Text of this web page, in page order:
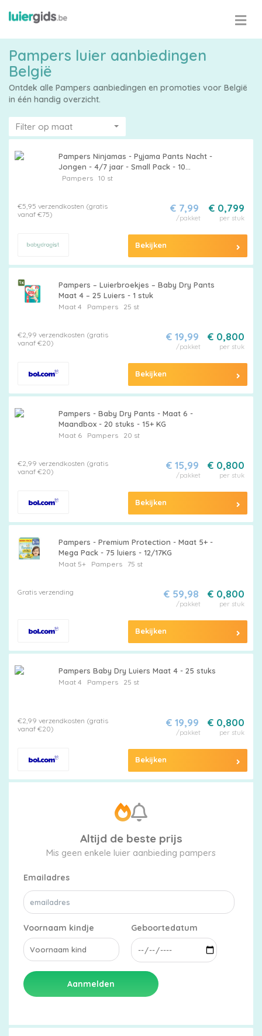
Kies
Pampers
Billendoekjes
vergelijken
Pampers luier aanbiedingen
België
Ontdek alle Pampers aanbiedingen en promoties voor België
in één handig overzicht.
Filter op maat
Pampers Ninjamas - Pyjama Pants Nacht -
Jongen - 4/7 jaar - Small Pack - 10
luierbroekjes
Pampers10 st
€5,95 verzendkosten (gratis
vanaf €75)
€ 0,799
per stuk
€ 7,99
/pakket
Bekijken
Pampers – Luierbroekjes – Baby Dry Pants
Maat 4 – 25 Luiers - 1 stuk
Maat 4 Pampers25 st
€2,99 verzendkosten (gratis
vanaf €20)
€ 0,800
per stuk
€ 19,99
/pakket
Bekijken
Pampers - Baby Dry Pants - Maat 6 -
Maandbox - 20 stuks - 15+ KG
Maat 6 Pampers20 st
€2,99 verzendkosten (gratis
vanaf €20)
€ 0,800
per stuk
€ 15,99
/pakket
Bekijken
Pampers - Premium Protection - Maat 5+ -
Mega Pack - 75 luiers - 12/17KG
Maat 5+ Pampers75 st
Gratis verzending € 0,800
per stuk
€ 59,98
/pakket
Bekijken
Pampers Baby Dry Luiers Maat 4 - 25 stuks
Maat 4 Pampers25 st
€2,99 verzendkosten (gratis
vanaf €20)
€ 0,800
per stuk
€ 19,99
/pakket
Bekijken
Altijd de beste prijs
Mis geen enkele luier aanbieding pampers
Emailadres
Voornaam kindje Geboortedatum
Aanmelden